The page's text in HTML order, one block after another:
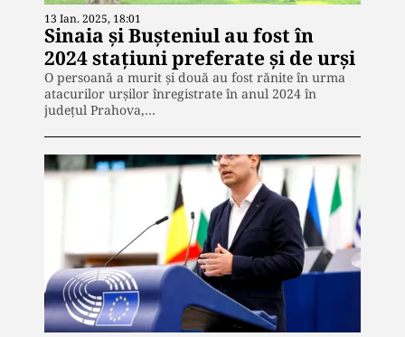
13 Ian. 2025, 18:01
Sinaia și Bușteniul au fost în
2024 stațiuni preferate și de urși
O persoană a murit și două au fost rănite în urma
atacurilor urșilor înregistrate în anul 2024 în
județul Prahova,…